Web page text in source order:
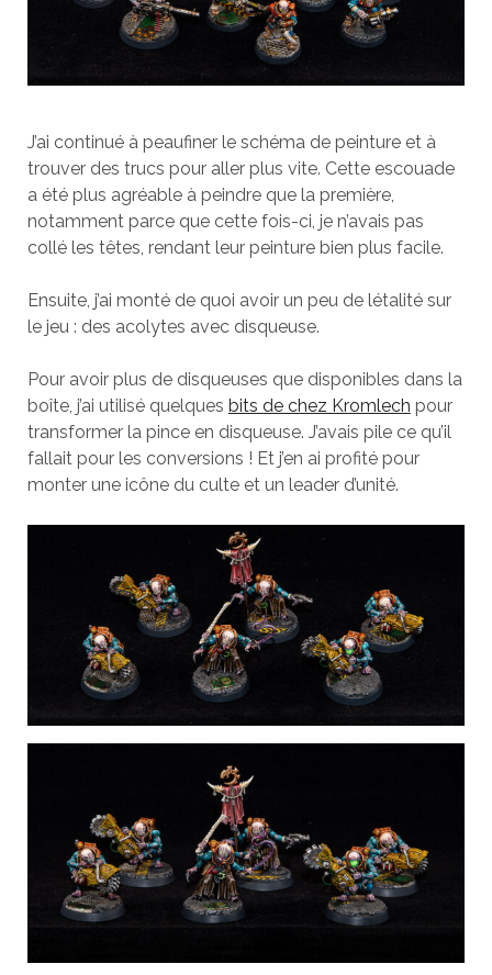
J’ai continué à peaufiner le schéma de peinture et à
trouver des trucs pour aller plus vite. Cette escouade
a été plus agréable à peindre que la première,
notamment parce que cette fois-ci, je n’avais pas
collé les têtes, rendant leur peinture bien plus facile.
Ensuite, j’ai monté de quoi avoir un peu de létalité sur
le jeu : des acolytes avec disqueuse.
Pour avoir plus de disqueuses que disponibles dans la
boîte, j’ai utilisé quelques bits de chez Kromlech pour
transformer la pince en disqueuse. J’avais pile ce qu’il
fallait pour les conversions ! Et j’en ai profité pour
monter une icône du culte et un leader d’unité.